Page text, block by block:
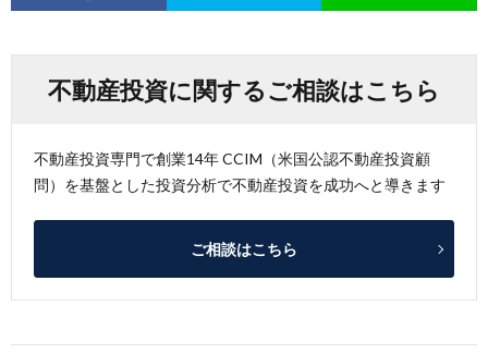
不動産投資に関するご相談はこちら
不動産投資専門で創業14年 CCIM（米国公認不動産投資顧
問）を基盤とした投資分析で不動産投資を成功へと導きます
ご相談はこちら